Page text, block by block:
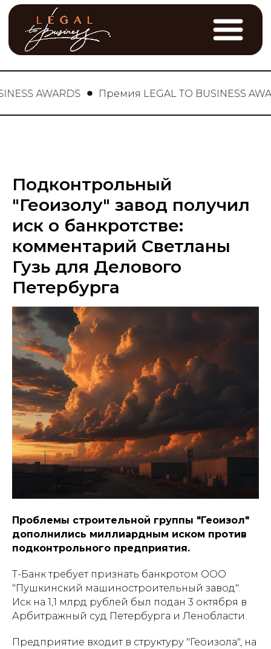
AWARDS Премия LEGAL TO BUSINESS
Подконтрольный
"Геоизолу" завод получил
иск о банкротстве:
комментарий Светланы
Гузь для Делового
Петербурга
Проблемы строительной группы "Геоизол"
дополнились миллиардным иском против
подконтрольного предприятия.
Т-Банк требует признать банкротом ООО
"Пушкинский машиностроительный завод".
Иск на 1,1 млрд рублей был подан 3 октября в
Арбитражный суд Петербурга и Ленобласти.
Предприятие входит в структуру "Геоизола", на